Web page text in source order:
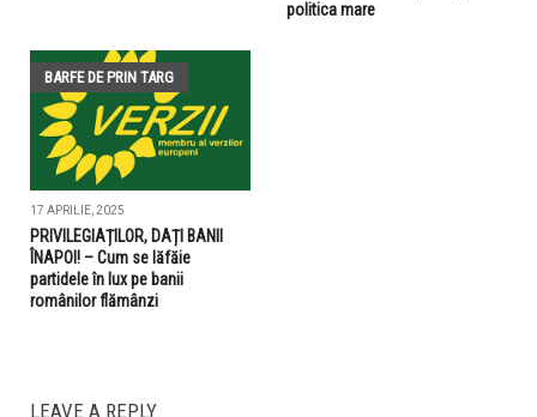
politica mare
BARFE DE PRIN TARG
17 APRILIE, 2025
PRIVILEGIAȚILOR, DAȚI BANII
ÎNAPOI! – Cum se lăfăie
partidele în lux pe banii
românilor flămânzi
LEAVE A REPLY